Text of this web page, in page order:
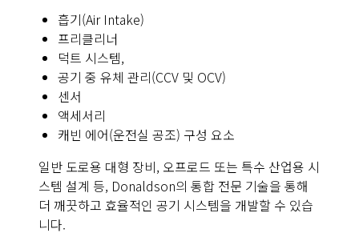
흡기(Air Intake)
프리클리너
덕트 시스템,
공기 중 유체 관리(CCV 및 OCV)
센서
액세서리
캐빈 에어(운전실 공조) 구성 요소
일반 도로용 대형 장비, 오프로드 또는 특수 산업용 시
스템 설계 등, Donaldson의 통합 전문 기술을 통해
더 깨끗하고 효율적인 공기 시스템을 개발할 수 있습
니다.